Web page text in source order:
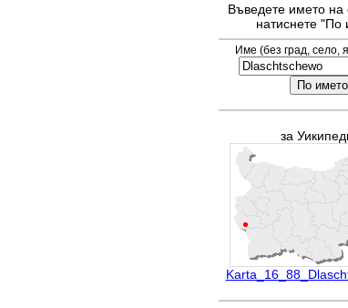
Въведете името на
натиснете "По
Име (без град, село,
за